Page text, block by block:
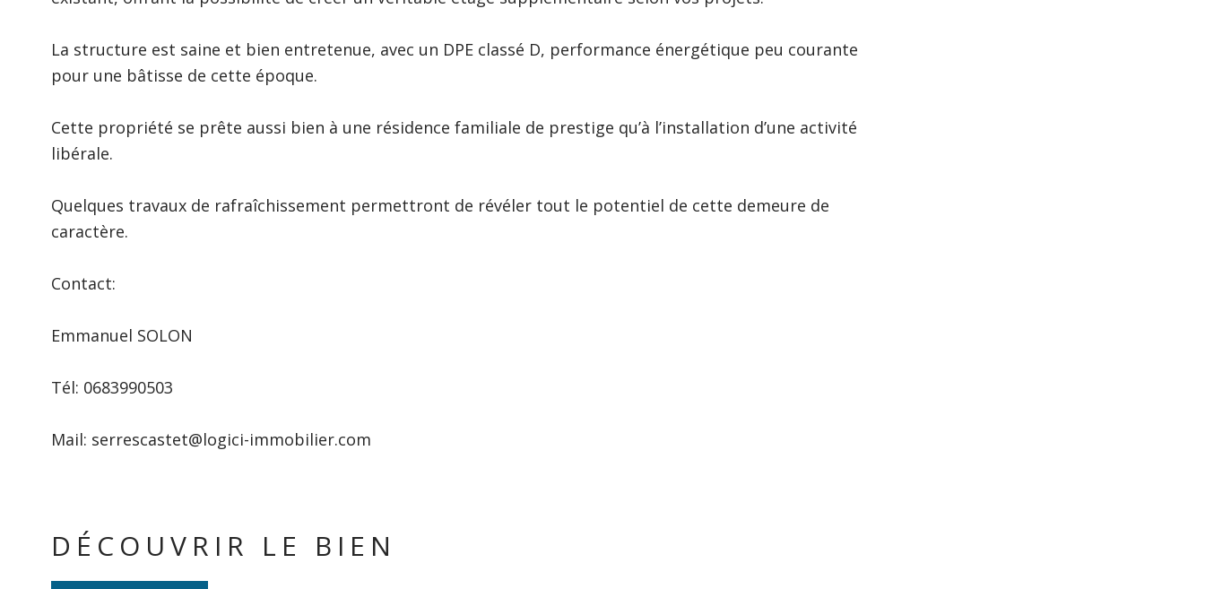
La structure est saine et bien entretenue, avec un DPE classé D, performance énergétique peu courante
pour une bâtisse de cette époque.
Cette propriété se prête aussi bien à une résidence familiale de prestige qu’à l’installation d’une activité
libérale.
Quelques travaux de rafraîchissement permettront de révéler tout le potentiel de cette demeure de
caractère.
Contact:
Emmanuel SOLON
Tél: 0683990503
Mail: serrescastet@logici-immobilier.com
DÉCOUVRIR LE BIEN